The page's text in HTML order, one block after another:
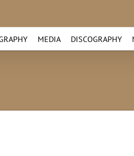
MEDIA DISCOGRAPHY